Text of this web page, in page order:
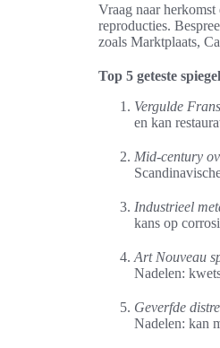
Vraag naar
reproducties.
zoals Marktplaats,
Top 5 geteste
Vergulde
en kan
Mid-century
Industrieel
kans op
Art Nouveau
Nadelen:
Geverfde
Nadelen: kan